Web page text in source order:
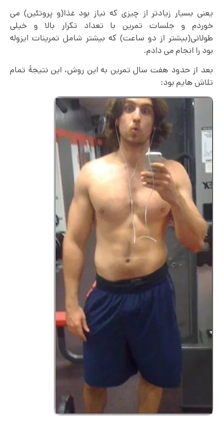
یعنی بسیار زیادتر از چیزی که نیاز بود غذا(و پروتئین) می
خوردم و جلسات تمرین با تعداد تکرار بالا و خیلی
طولانی(بیشتر از دو ساعت) که بیشتر شامل تمرینات ایزوله
بود را انجام می دادم.
بعد از حدود هفت سال تمرین به این روش، این نتیجۀ تمام
تلاش هایم بود: